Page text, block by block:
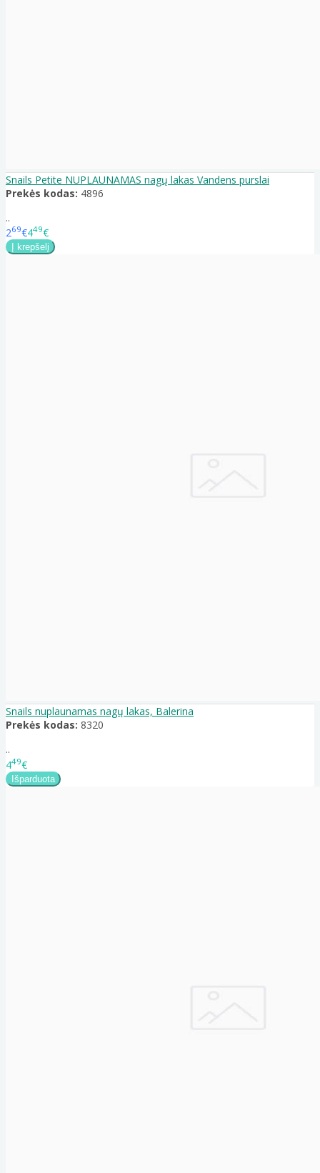
Snails Petite NUPLAUNAMAS nagų lakas Vandens purslai
Prekės kodas: 4896
..
269€449€
Snails nuplaunamas nagų lakas, Balerina
Prekės kodas: 8320
..
449€